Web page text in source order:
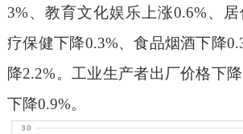
3%、教育文化娱乐上涨0.6%、
疗保健下降0.3%、食品烟酒下降
降2.2%。工业生产者出厂价格下降
下降0.9%。